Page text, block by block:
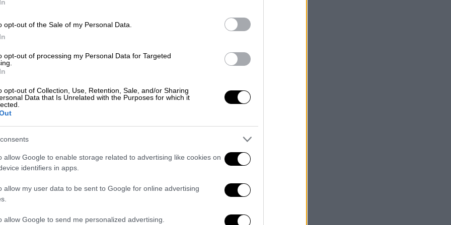
opt-out of the Sale of my Personal Data.
opt-out of processing my Personal Data for Targeted
opt-out of Collection, Use, Retention, Sale, and/or Sharing
Data that Is Unrelated with the Purposes for which it
allow Google to enable storage related to advertising like cookies on
identifiers in apps.
allow my user data to be sent to Google for online advertising
allow Google to send me personalized advertising.
Permacrisis: H λέξη τη χρονιάς
και ποιες άλλες λέξεις
συμπεριλήφθηκαν στη λίστα
τη χρονιά που πέρασε;
Κόσμος|06.12.2022 14:02
λέξεις της χρονιάς από τα